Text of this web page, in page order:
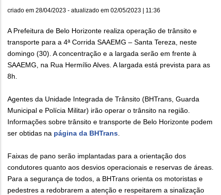
criado em 28/04/2023 - atualizado em 02/05/2023 | 11:36
A Prefeitura de Belo Horizonte realiza operação de trânsito e
transporte para a 4ª Corrida SAAEMG – Santa Tereza, neste
domingo (30). A concentração e a largada serão em frente à
SAAEMG, na Rua Hermílio Alves. A largada está prevista para as
8h.
Agentes da Unidade Integrada de Trânsito (BHTrans, Guarda
Municipal e Polícia Militar) irão operar o trânsito na região.
Informações sobre trânsito e transporte de Belo Horizonte podem
ser obtidas na página da BHTrans.
Faixas de pano serão implantadas para a orientação dos
condutores quanto aos desvios operacionais e reservas de áreas.
Para a segurança de todos, a BHTrans orienta os motoristas e
pedestres a redobrarem a atenção e respeitarem a sinalização